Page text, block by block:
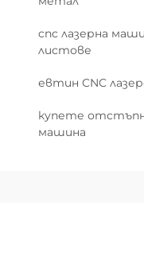
cnc лазерна
листове
евтин CNC
купете
машина